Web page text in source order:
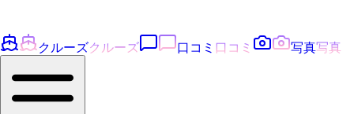
クルーズクルーズ 口コミ 口コミ 写真写真